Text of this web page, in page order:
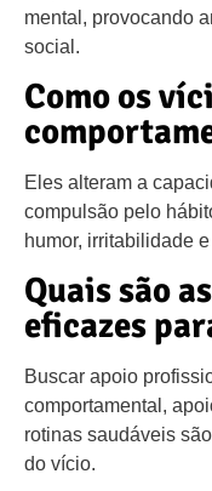
mental, provocando
social.
Como os
Eles alteram a
compulsão pelo
humor, irritabilidade
Quais são
eficazes
Buscar apoio
comportamental,
rotinas saudáveis
do vício.